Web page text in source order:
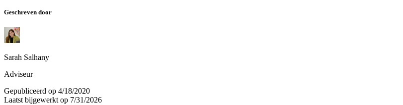
Geschreven door
Sarah Salhany
Adviseur
Gepubliceerd op 4/18/2020
Laatst bijgewerkt op 7/31/2026